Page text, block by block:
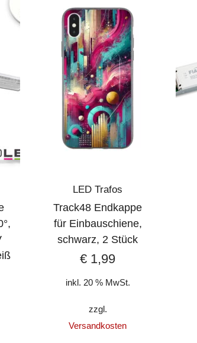
LED Trafos
Track48 Endkappe
für Einbauschiene,
schwarz, 2 Stück
€ 1,99
inkl. 20 % MwSt.
zzgl.
Versandkosten